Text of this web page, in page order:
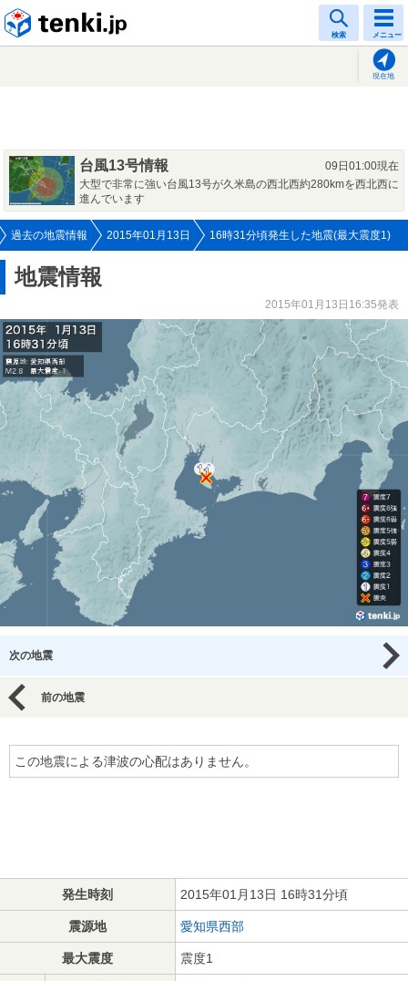
検索 メニュー
現在地
台風13号情報
09日01:00現在
大型で非常に強い台風13号が久米島の西北西約280kmを西北西に
進んでいます
過去の地震情報 2015年01月13日 16時31分頃発生した地震(最大震度1)
地震情報
2015年01月13日16:35発表
次の地震
前の地震
この地震による津波の心配はありません。
発生時刻 2015年01月13日 16時31分頃
震源地 愛知県西部
最大震度 震度1